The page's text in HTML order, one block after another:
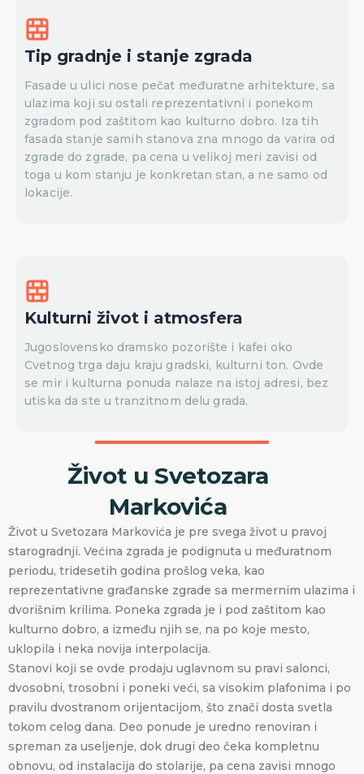
Tip gradnje i stanje zgrada
Fasade u ulici nose pečat međuratne arhitekture, sa
ulazima koji su ostali reprezentativni i ponekom
zgradom pod zaštitom kao kulturno dobro. Iza tih
fasada stanje samih stanova zna mnogo da varira od
zgrade do zgrade, pa cena u velikoj meri zavisi od
toga u kom stanju je konkretan stan, a ne samo od
lokacije.
Kulturni život i atmosfera
Jugoslovensko dramsko pozorište i kafei oko
Cvetnog trga daju kraju gradski, kulturni ton. Ovde
se mir i kulturna ponuda nalaze na istoj adresi, bez
utiska da ste u tranzitnom delu grada.
Život u Svetozara
Markovića
Život u Svetozara Markovića je pre svega život u pravoj
starogradnji. Većina zgrada je podignuta u međuratnom
periodu, tridesetih godina prošlog veka, kao
reprezentativne građanske zgrade sa mermernim ulazima i
dvorišnim krilima. Poneka zgrada je i pod zaštitom kao
kulturno dobro, a između njih se, na po koje mesto,
uklopila i neka novija interpolacija.
Stanovi koji se ovde prodaju uglavnom su pravi salonci,
dvosobni, trosobni i poneki veći, sa visokim plafonima i po
pravilu dvostranom orijentacijom, što znači dosta svetla
tokom celog dana. Deo ponude je uredno renoviran i
spreman za useljenje, dok drugi deo čeka kompletnu
obnovu, od instalacija do stolarije, pa cena zavisi mnogo